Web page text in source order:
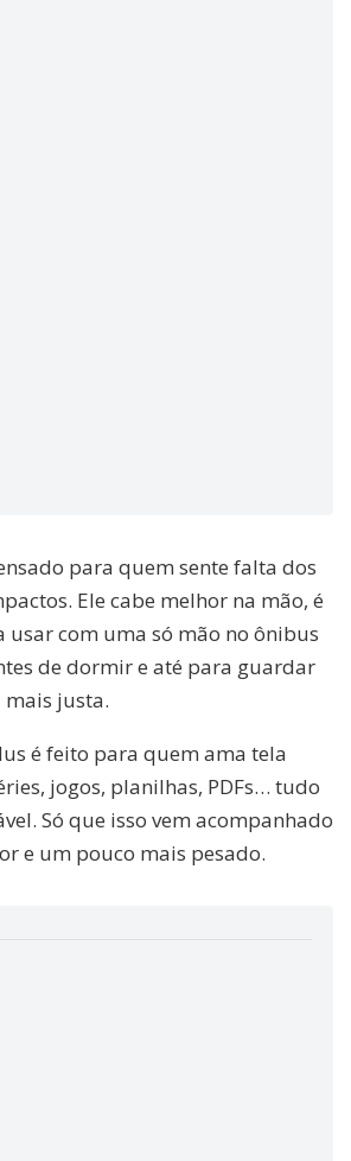
para quem sente falta dos
Ele cabe melhor na mão, é
com uma só mão no ônibus
de dormir e até para guardar
mais justa.
é feito para quem ama tela
jogos, planilhas, PDFs… tudo
Só que isso vem acompanhado
e um pouco mais pesado.